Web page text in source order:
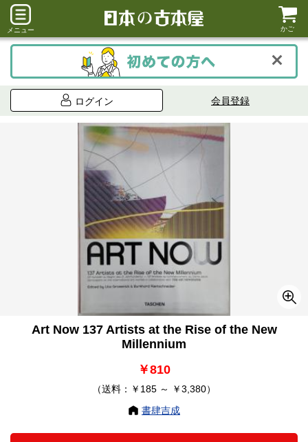
メニュー かご
ログイン 会員登録
Art Now 137 Artists at the Rise of the New
Millennium
￥810
（送料：￥185 ～ ￥3,380）
書肆吉成